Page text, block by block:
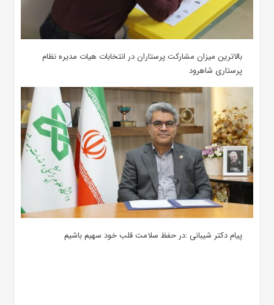
بالاترین میزان مشارکت پرستاران در انتخابات هیات مدیره نظام
پرستاری شاهرود
پیام دکتر شیبانی :در حفظ سلامت قلب خود سهیم باشیم